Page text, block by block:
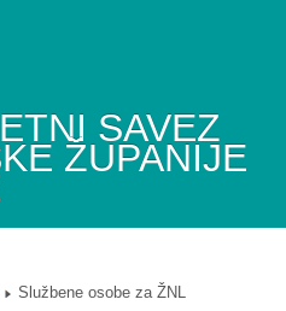
SAVEZ
ŽUPANIJE
Službene osobe za ŽNL